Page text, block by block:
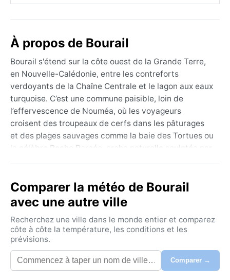
À propos de Bourail
Bourail s'étend sur la côte ouest de la Grande Terre,
en Nouvelle-Calédonie, entre les contreforts
verdoyants de la Chaîne Centrale et le lagon aux eaux
turquoise. C’est une commune paisible, loin de
l’effervescence de Nouméa, où les voyageurs
croisent des troupeaux de cerfs dans les pâturages
et des plages sauvages comme la baie des Tortues ou
la célèbre Roche Percée, arche naturelle sculptée par
monument aux morts de la Seconde Guerre mondiale
et les vestiges de l’époque bagnarde. La géographie
conjugue collines boisées, savane sèche et récifs
coralliens, un décor contrasté qui séduit les amateurs
de randonnée et de glisse.
Le climat de Bourail est de type Am (mousson
tropicale). L’été austral, de décembre à mars, apporte
Comparer la météo de Bourail
avec une autre ville
Recherchez une ville dans le monde entier et comparez
côte à côte la température, les conditions et les
prévisions.
Comparer →